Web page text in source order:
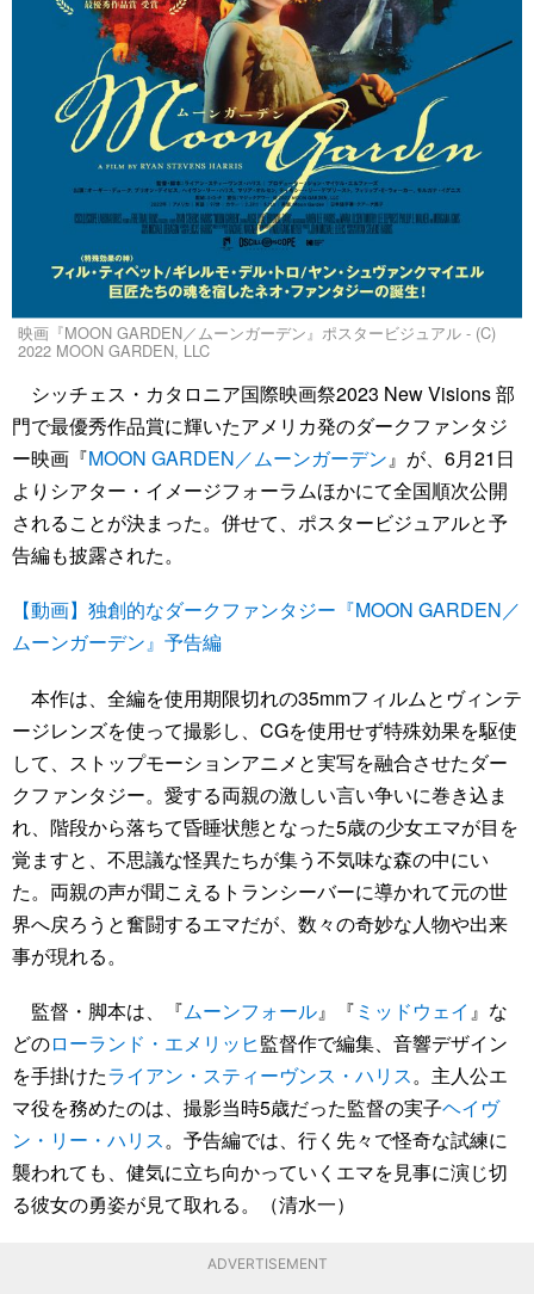
映画『MOON GARDEN／ムーンガーデン』ポスタービジュアル - (C)
2022 MOON GARDEN, LLC
シッチェス・カタロニア国際映画祭2023 New Visions 部
門で最優秀作品賞に輝いたアメリカ発のダークファンタジ
ー映画『MOON GARDEN／ムーンガーデン』が、6月21日
よりシアター・イメージフォーラムほかにて全国順次公開
されることが決まった。併せて、ポスタービジュアルと予
告編も披露された。
【動画】独創的なダークファンタジー『MOON GARDEN／
ムーンガーデン』予告編
本作は、全編を使用期限切れの35mmフィルムとヴィンテ
ージレンズを使って撮影し、CGを使用せず特殊効果を駆使
して、ストップモーションアニメと実写を融合させたダー
クファンタジー。愛する両親の激しい言い争いに巻き込ま
れ、階段から落ちて昏睡状態となった5歳の少女エマが目を
覚ますと、不思議な怪異たちが集う不気味な森の中にい
た。両親の声が聞こえるトランシーバーに導かれて元の世
界へ戻ろうと奮闘するエマだが、数々の奇妙な人物や出来
事が現れる。
監督・脚本は、『ムーンフォール』『 ミッドウェイ 』な
どのローランド・エメリッヒ監督作で編集、音響デザイン
を手掛けたライアン・スティーヴンス・ハリス。主人公エ
マ役を務めたのは、撮影当時5歳だった監督の実子ヘイヴ
ン・リー・ハリス。予告編では、行く先々で怪奇な試練に
襲われても、健気に立ち向かっていくエマを見事に演じ切
る彼女の勇姿が見て取れる。（清水一）
ADVERTISEMENT